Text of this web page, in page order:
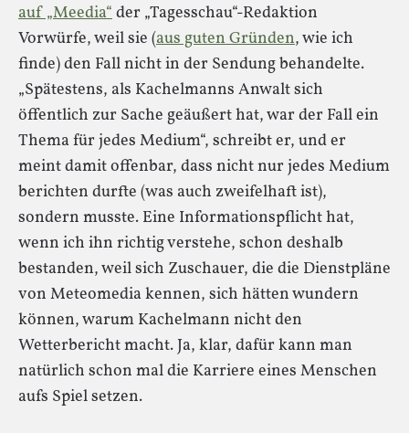
auf „Meedia“der „Tagesschau“-Redaktion
Vorwürfe, weil sie (aus guten Gründen, wie ich
finde) den Fall nicht in der Sendung behandelte.
„Spätestens, als Kachelmanns Anwalt sich
öffentlich zur Sache geäußert hat, war der Fall ein
Thema für jedes Medium“, schreibt er, und er
meint damit offenbar, dass nicht nur jedes Medium
berichten durfte (was auch zweifelhaft ist),
sondern musste. Eine Informationspflicht hat,
wenn ich ihn richtig verstehe, schon deshalb
bestanden, weil sich Zuschauer, die die Dienstpläne
von Meteomedia kennen, sich hätten wundern
können, warum Kachelmann nicht den
Wetterbericht macht. Ja, klar, dafür kann man
natürlich schon mal die Karriere eines Menschen
aufs Spiel setzen.